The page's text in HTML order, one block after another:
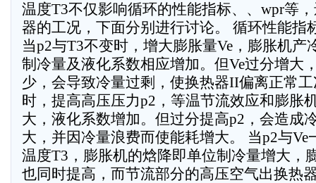
温度T3不仅影响循环的性能指标、、wpr等
器的工况，下面分别进行讨论。 循环性能指
当p2与T3不变时，增大膨胀量Ve，膨胀机产
制冷量及液化系数相应增加。但Ve过分增大
少，会导致冷量过剩，使换热器II偏离正常
时，提高高压压力p2，等温节流效应和膨胀
大，液化系数增加。但过分提高p2，会造成
大，并因冷量浪费而使能耗增大。 当p2与Ve
温度T3，膨胀机的焓降即单位制冷量增大，
也同时提高，而节流部分的高压空气出换热